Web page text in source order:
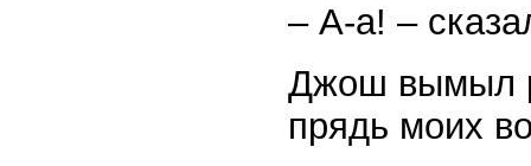
– А-а! –
Джош вымыл
прядь моих